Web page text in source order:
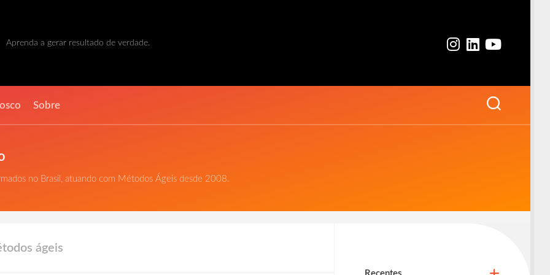
Aprenda a gerar resultado de verdade.
Sobre
no Brasil, atuando com Métodos Ágeis desde 2008.
ágeis